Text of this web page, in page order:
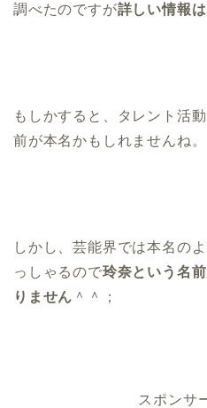
調べたのですが詳しい情報
もしかすると、タレント活
前が本名かもしれませんね。
しかし、芸能界では本名の
っしゃるので玲奈という名
りません ＾＾；
スポンサ